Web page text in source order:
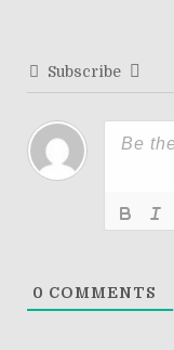
Subscribe
0 COMMENTS